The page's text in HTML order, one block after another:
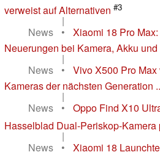
verweist auf Alternativen #3
|
News
•
Xiaomi 18 Pro
Neuerungen bei Kamera, Akku und
|
News
•
Vivo X500 Pro
Kameras der nächsten Generation
|
News
•
Oppo Find X10
Hasselblad Dual-Periskop-Kamera
|
News
•
Xiaomi 18